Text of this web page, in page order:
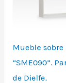
Mueble sobre
“SME090”.
de Dielfe.